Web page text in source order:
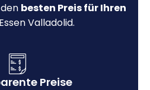
besten Preis für Ihren
Essen Valladolid.
Preise